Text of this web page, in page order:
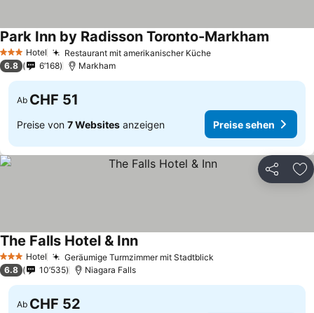
3 SterneHotel Restaurant mit amerikanischer Küche
Park Inn by Radisson Toronto-Markham
6.8 6’168 Markham
Ab CHF 51
Preise von 7 Websites anzeigen Preise sehen
Teilen
3 SterneHotel Geräumige Turmzimmer mit Stadtblick
The Falls Hotel & Inn
6.8 10’535 Niagara Falls
Ab CHF 52